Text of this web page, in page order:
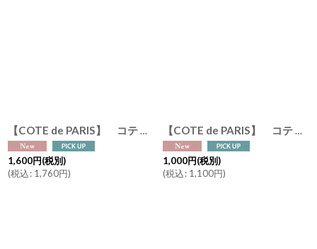
【COTE de PARIS】 コテ ドゥ パリ フレグランスオードトワレ 15ml （オシャンゼリゼ・ピーチ / オ ルーブル・ベルガモット) 香水 フランス製
1,600円(税別)
(税込: 1,760円)
【COTE de PARIS】 コテ ドゥ パリ マルセイユソープ 100g （レドゥ レティエ・シトロン ドゥ マルシェ・フルール オランジェ) Savon de Marseille 固形石けん フランス製
1,000円(税別)
(税込: 1,100円)